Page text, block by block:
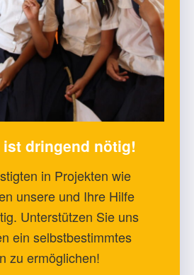
ist dringend nötig!
in Projekten wie
unsere und Ihre Hilfe
Unterstützen Sie uns
ein selbstbestimmtes
zu ermöglichen!